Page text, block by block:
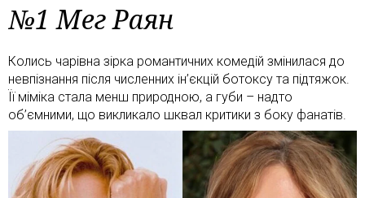
№1 Мег Раян
Колись чарівна зірка романтичних комедій змінилася до
невпізнання після численних ін’єкцій ботоксу та підтяжок.
Її міміка стала менш природною, а губи – надто
об’ємними, що викликало шквал критики з боку фанатів.